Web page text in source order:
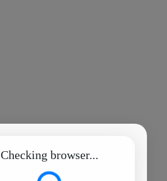
Checking browser...